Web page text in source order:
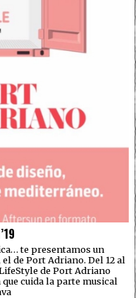
te presentamos un
de Port Adriano. Del 12 al
de Port Adriano
cuida la parte musical